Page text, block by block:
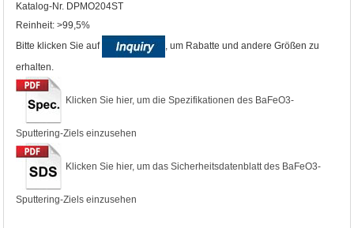
Katalog-Nr. DPMO204ST
Reinheit: >99,5%
Bitte klicken Sie auf
, um Rabatte und andere Größen zu
erhalten.
Klicken Sie hier, um die Spezifikationen des BaFeO3-
Sputtering-Ziels einzusehen
Klicken Sie hier, um das Sicherheitsdatenblatt des BaFeO3-
Sputtering-Ziels einzusehen